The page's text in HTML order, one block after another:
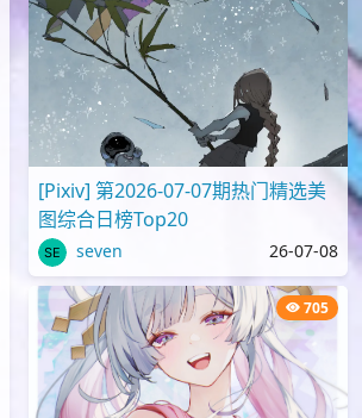
[Pixiv] 第2026-07-07期热门精选美
图综合日榜Top20
seven 26-07-08
705